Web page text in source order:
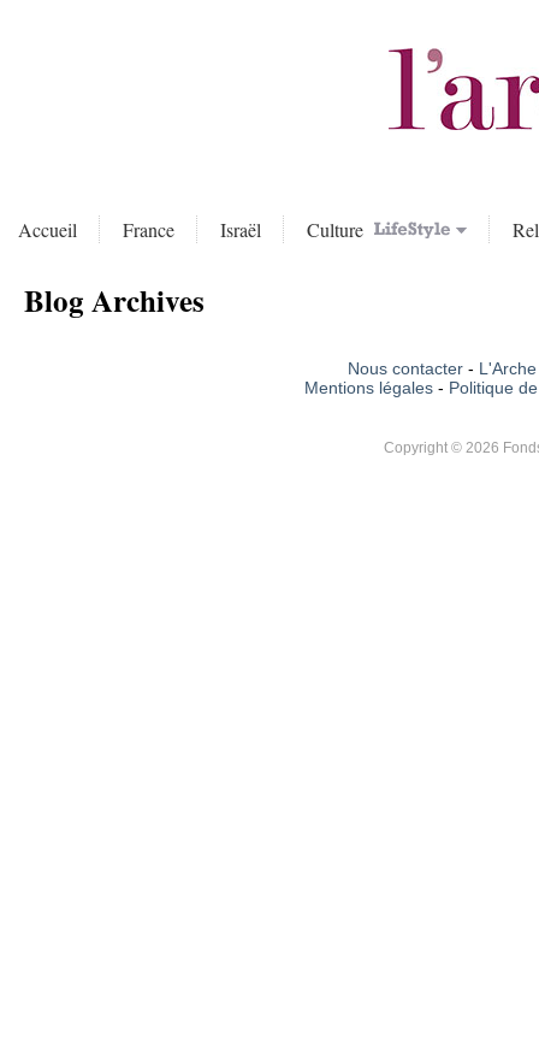
Accueil France Israël Culture
Blog Archives
Nous contacter-
Mentions légales - Politique
Copyright © 2026